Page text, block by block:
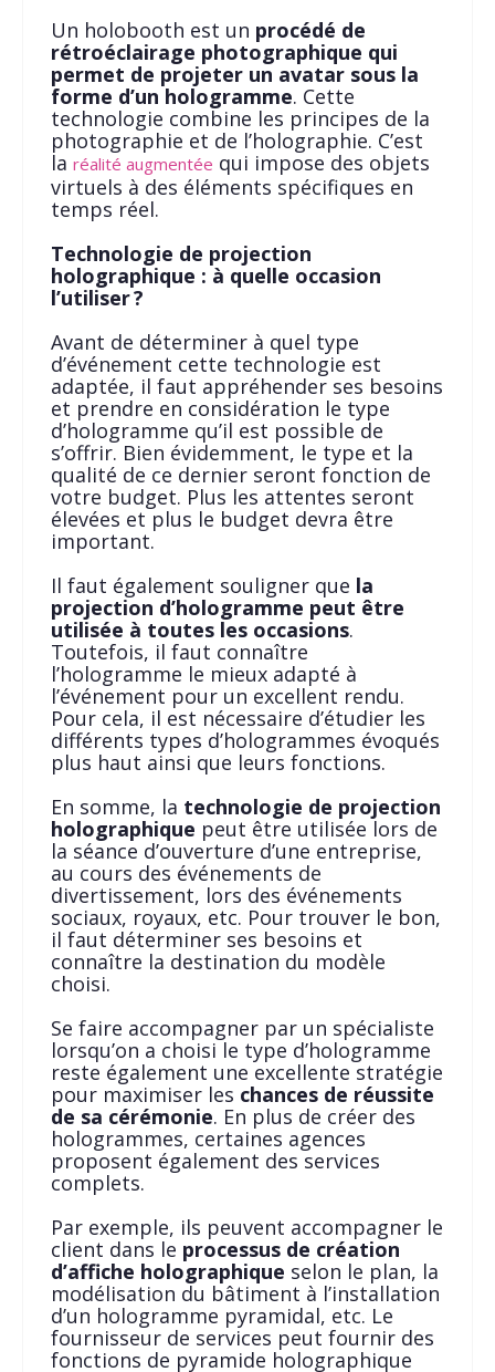
Un holobooth est un procédé de
rétroéclairage photographique qui
permet de projeter un avatar sous la
forme d’un hologramme. Cette
technologie combine les principes de la
photographie et de l’holographie. C’est
la réalité augmentée qui impose des objets
virtuels à des éléments spécifiques en
temps réel.
Technologie de projection
holographique : à quelle occasion
l’utiliser ?
Avant de déterminer à quel type
d’événement cette technologie est
adaptée, il faut appréhender ses besoins
et prendre en considération le type
d’hologramme qu’il est possible de
s’offrir. Bien évidemment, le type et la
qualité de ce dernier seront fonction de
votre budget. Plus les attentes seront
élevées et plus le budget devra être
important.
Il faut également souligner que la
projection d’hologramme peut être
utilisée à toutes les occasions.
Toutefois, il faut connaître
l’hologramme le mieux adapté à
l’événement pour un excellent rendu.
Pour cela, il est nécessaire d’étudier les
différents types d’hologrammes évoqués
plus haut ainsi que leurs fonctions.
En somme, la technologie de projection
holographique peut être utilisée lors de
la séance d’ouverture d’une entreprise,
au cours des événements de
divertissement, lors des événements
sociaux, royaux, etc. Pour trouver le bon,
il faut déterminer ses besoins et
connaître la destination du modèle
choisi.
Se faire accompagner par un spécialiste
lorsqu’on a choisi le type d’hologramme
reste également une excellente stratégie
pour maximiser les chances de réussite
de sa cérémonie. En plus de créer des
hologrammes, certaines agences
proposent également des services
complets.
Par exemple, ils peuvent accompagner le
client dans le processus de création
d’affiche holographique selon le plan, la
modélisation du bâtiment à l’installation
d’un hologramme pyramidal, etc. Le
fournisseur de services peut fournir des
fonctions de pyramide holographique